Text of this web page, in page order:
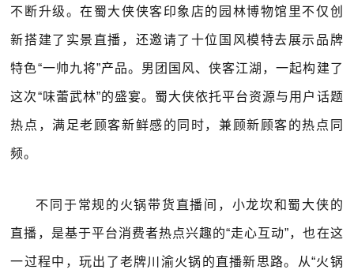
不断升级。在蜀大侠侠客印象店的园林博物馆里不仅创
新搭建了实景直播，还邀请了十位国风模特去展示品牌
特色“一帅九将”产品。男团国风、侠客江湖，一起构建了
这次“味蕾武林”的盛宴。蜀大侠依托平台资源与用户话题
热点，满足老顾客新鲜感的同时，兼顾新顾客的热点同
频。
不同于常规的火锅带货直播间，小龙坎和蜀大侠的
直播，是基于平台消费者热点兴趣的“走心互动”，也在这
一过程中，玩出了老牌川渝火锅的直播新思路。从“火锅